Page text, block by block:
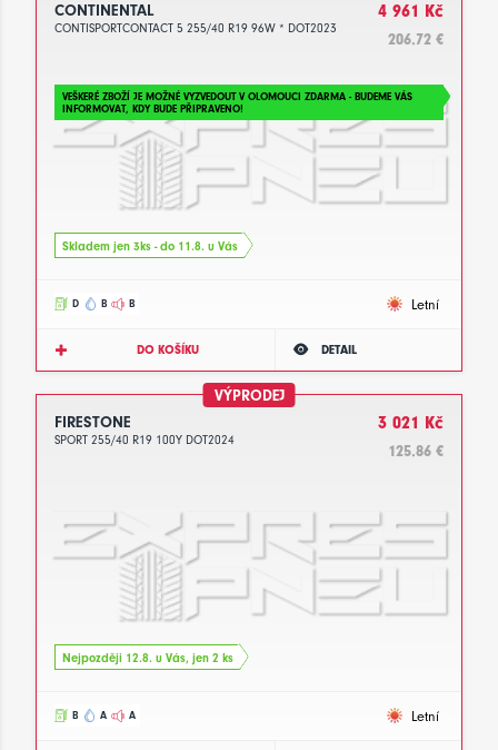
CONTINENTAL
CONTISPORTCONTACT 5 255/40 R19 96W * DOT2023
4 961 Kč
206.72 €
VEŠKERÉ ZBOŽÍ JE MOŽNÉ VYZVEDOUT V OLOMOUCI ZDARMA - BUDEME VÁS
INFORMOVAT, KDY BUDE PŘIPRAVENO!
Skladem jen 3ks - do 11.8. u Vás
D B B Letní
DO KOŠÍKU DETAIL
VÝPRODEJ
FIRESTONE
SPORT 255/40 R19 100Y DOT2024
3 021 Kč
125.86 €
Nejpozději 12.8. u Vás, jen 2 ks
B A A Letní